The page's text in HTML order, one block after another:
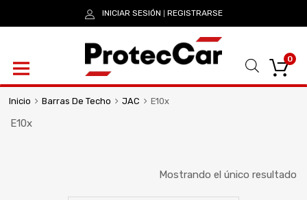
INICIAR SESIÓN REGISTRARSE
0
Inicio Barras De Techo JAC E10x
E10x
Mostrando el único resultado